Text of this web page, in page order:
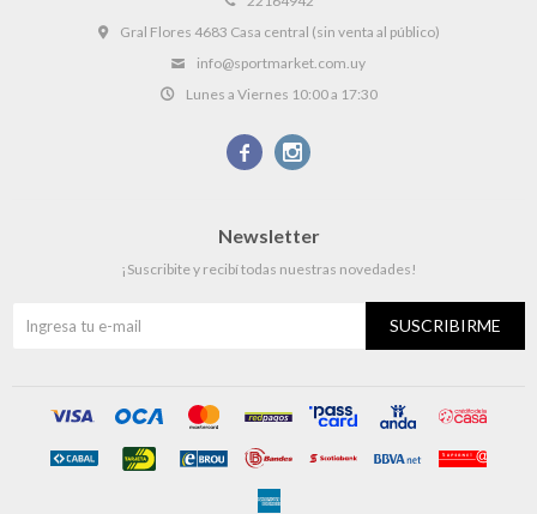
Gral Flores 4683 Casa central (sin venta al público)
info@sportmarket.com.uy
Lunes a Viernes 10:00 a 17:30
 
Newsletter
¡Suscribite y recibí todas nuestras novedades!
SUSCRIBIRME